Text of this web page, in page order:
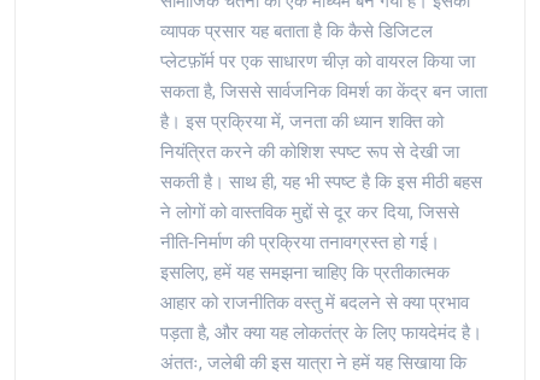
व्यापक प्रसार यह बताता है कि कैसे डिजिटल
प्लेटफ़ॉर्म पर एक साधारण चीज़ को वायरल किया जा
सकता है, जिससे सार्वजनिक विमर्श का केंद्र बन जाता
है। इस प्रक्रिया में, जनता की ध्यान शक्ति को
नियंत्रित करने की कोशिश स्पष्ट रूप से देखी जा
सकती है। साथ ही, यह भी स्पष्ट है कि इस मीठी बहस
ने लोगों को वास्तविक मुद्दों से दूर कर दिया, जिससे
नीति‑निर्माण की प्रक्रिया तनावग्रस्त हो गई।
इसलिए, हमें यह समझना चाहिए कि प्रतीकात्मक
आहार को राजनीतिक वस्तु में बदलने से क्या प्रभाव
पड़ता है, और क्या यह लोकतंत्र के लिए फायदेमंद है।
अंततः, जलेबी की इस यात्रा ने हमें यह सिखाया कि